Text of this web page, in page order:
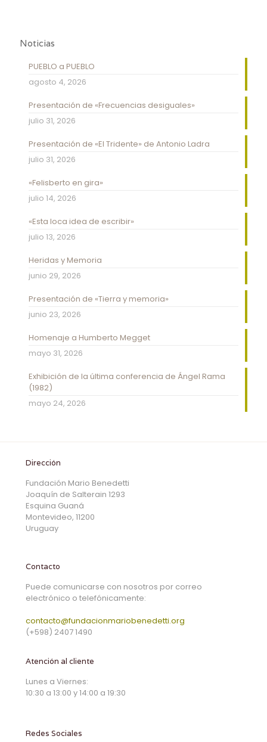
Noticias
PUEBLO a PUEBLO
agosto 4, 2026
Presentación de «Frecuencias desiguales»
julio 31, 2026
Presentación de «El Tridente» de Antonio Ladra
julio 31, 2026
«Felisberto en gira»
julio 14, 2026
«Esta loca idea de escribir»
julio 13, 2026
Heridas y Memoria
junio 29, 2026
Presentación de «Tierra y memoria»
junio 23, 2026
Homenaje a Humberto Megget
mayo 31, 2026
Exhibición de la última conferencia de Ángel Rama
(1982)
mayo 24, 2026
Dirección
Fundación Mario Benedetti
Joaquín de Salterain 1293
Esquina Guaná
Montevideo, 11200
Uruguay
Contacto
Puede comunicarse con nosotros por correo
electrónico o telefónicamente:
contacto@fundacionmariobenedetti.org
(+598) 2407 1490
Atención al cliente
Lunes a Viernes:
10:30 a 13:00 y 14:00 a 19:30
Redes Sociales